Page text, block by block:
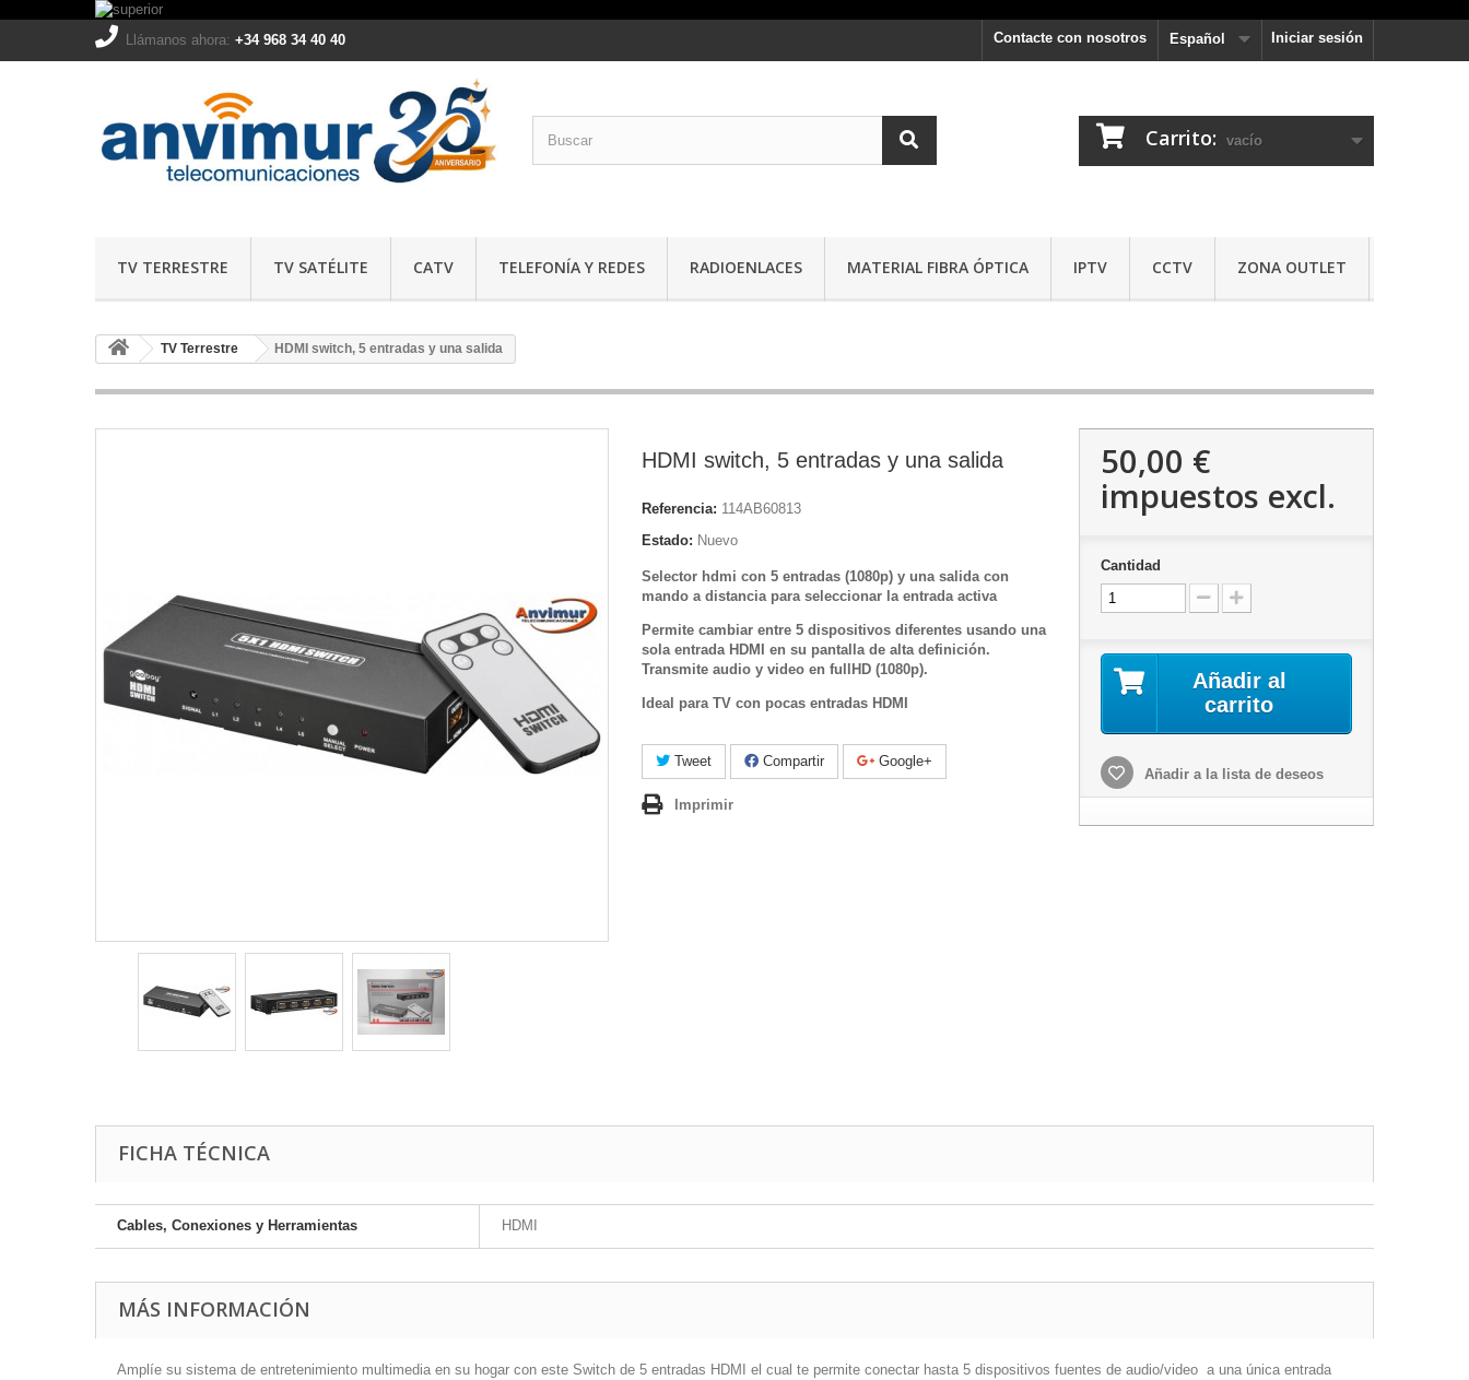
Iniciar sesión
Español
Contacte con nosotros
Llámanos ahora: +34 968 34 40 40
Carrito: vacío
TV TERRESTRE TV SATÉLITE CATV TELEFONÍA Y REDES RADIOENLACES MATERIAL FIBRA ÓPTICA IPTV CCTV ZONA OUTLET
TV Terrestre HDMI switch, 5 entradas y una salida
HDMI switch, 5 entradas y una salida
Referencia: 114AB60813
Estado: Nuevo
Selector hdmi con 5 entradas (1080p) y una salida con
mando a distancia para seleccionar la entrada activa
Permite cambiar entre 5 dispositivos diferentes usando una
sola entrada HDMI en su pantalla de alta definición.
Transmite audio y video en fullHD (1080p).
Ideal para TV con pocas entradas HDMI
Tweet Compartir Google+
Imprimir
50,00 €
impuestos excl.
Cantidad
Añadir al
carrito
Añadir a la lista de deseos
FICHA TÉCNICA
Cables, Conexiones y Herramientas HDMI
MÁS INFORMACIÓN
Amplíe su sistema de entretenimiento multimedia en su hogar con este Switch de 5 entradas HDMI el cual te permite conectar hasta 5 dispositivos fuentes de audio/video a una única entrada